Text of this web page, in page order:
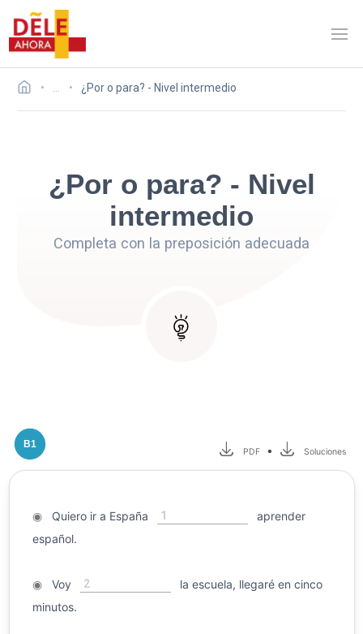
¿Por o para? - Nivel intermedio
¿Por o para? - Nivel
intermedio
Completa con la preposición adecuada
B1
PDF • Soluciones
◉Quiero ir a España 1
aprender
español.
◉Voy 2
la escuela, llegaré en cinco
minutos.